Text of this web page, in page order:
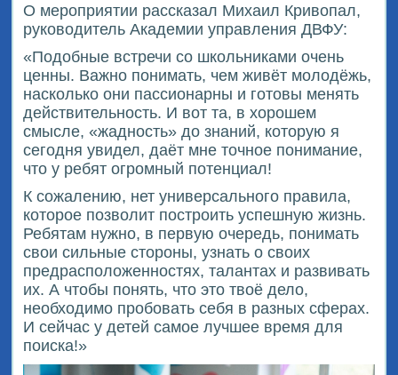
О мероприятии рассказал Михаил Кривопал,
руководитель Академии управления ДВФУ:
«Подобные встречи со школьниками очень
ценны. Важно понимать, чем живёт молодёжь,
насколько они пассионарны и готовы менять
действительность. И вот та, в хорошем
смысле, «жадность» до знаний, которую я
сегодня увидел, даёт мне точное понимание,
что у ребят огромный потенциал!
К сожалению, нет универсального правила,
которое позволит построить успешную жизнь.
Ребятам нужно, в первую очередь, понимать
свои сильные стороны, узнать о своих
предрасположенностях, талантах и развивать
их. А чтобы понять, что это твоё дело,
необходимо пробовать себя в разных сферах.
И сейчас у детей самое лучшее время для
поиска!»